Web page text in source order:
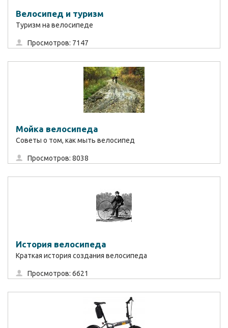
Велосипед и туризм
Туризм на велосипеде
Просмотров: 7147
Мойка велосипеда
Советы о том, как мыть велосипед
Просмотров: 8038
История велосипеда
Краткая история создания велосипеда
Просмотров: 6621